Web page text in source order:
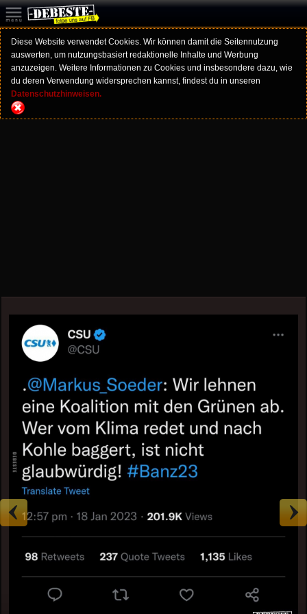
Diese Website verwendet Cookies. Wir können damit die Seitennutzung
auswerten, um nutzungsbasiert redaktionelle Inhalte und Werbung
anzuzeigen. Weitere Informationen zu Cookies und insbesondere dazu, wie
du deren Verwendung widersprechen kannst, findest du in unseren
Datenschutzhinweisen.